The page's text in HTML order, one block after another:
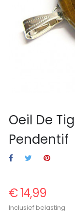
Oeil De
Pendentif
€ 14,99
Inclusief belasting